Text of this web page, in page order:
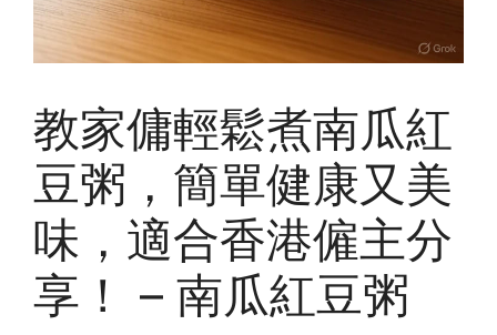
教家傭輕鬆煮南瓜紅
豆粥，簡單健康又美
味，適合香港僱主分
享！ – 南瓜紅豆粥